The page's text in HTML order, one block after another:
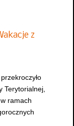
z
Terytorialnej,
ramach